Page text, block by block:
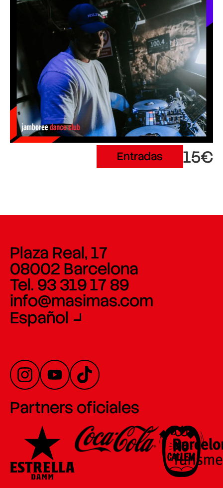
Entradas 15€
Plaza Real, 17
08002 Barcelona
Tel. 93 319 17 89
info@masimas.com
Español
Partners oficiales